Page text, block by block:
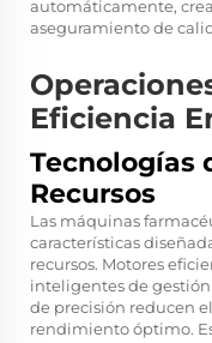
automáticamente,
aseguramiento de
Eficiencia
Tecnologías
Recursos
Las máquinas
características
recursos. Motores
inteligentes de
de precisión reducen
rendimiento óptimo.